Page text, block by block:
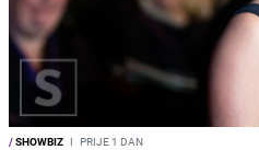
/SHOWBIZ I PRIJE 1 DAN